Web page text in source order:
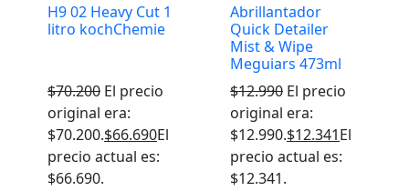
H9 02 Heavy Cut 1
litro kochChemie
$70.200 El precio
original era:
$70.200.$66.690El
precio actual es:
$66.690.
Abrillantador
Quick Detailer
Mist & Wipe
Meguiars 473ml
$12.990 El precio
original era:
$12.990.$12.341El
precio actual es:
$12.341.